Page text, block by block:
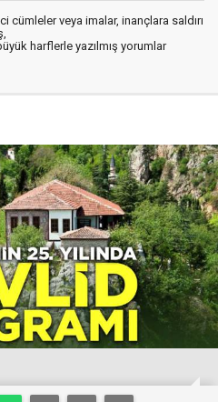
cümleler veya imalar, inançlara saldırı
harflerle yazılmış yorumlar